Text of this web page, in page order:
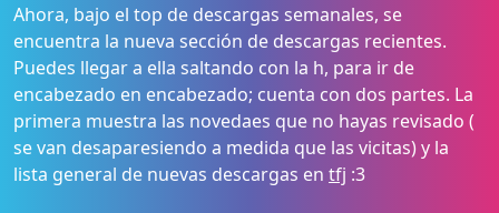
Ahora, bajo el top de descargas semanales, se
encuentra la nueva sección de descargas recientes.
Puedes llegar a ella saltando con la h, para ir de
encabezado en encabezado; cuenta con dos partes. La
primera muestra las novedaes que no hayas revisado (
se van desaparesiendo a medida que las vicitas) y la
lista general de nuevas descargas en tfj :3